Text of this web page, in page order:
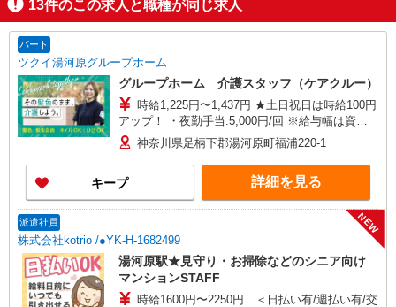
13件のこの求人と職種が同じ求人
パート
ツクイ湯河原グループホーム
グループホーム 介護スタッフ（ケアクルー）
時給1,225円〜1,437円 ★土日祝日は時給100円
アップ！ ・夜勤手当:5,000円/回 ※給与幅は資
格・経験等による
神奈川県足柄下郡湯河原町福浦220-1
キープ 詳細を見る
派遣社員
株式会社kotrio /●YK-H-1682499
NEW
湯河原駅★見守り・お掃除などのシニア向け
マンションSTAFF
時給1600円〜2250円 ＜日払い有/週払い有/交